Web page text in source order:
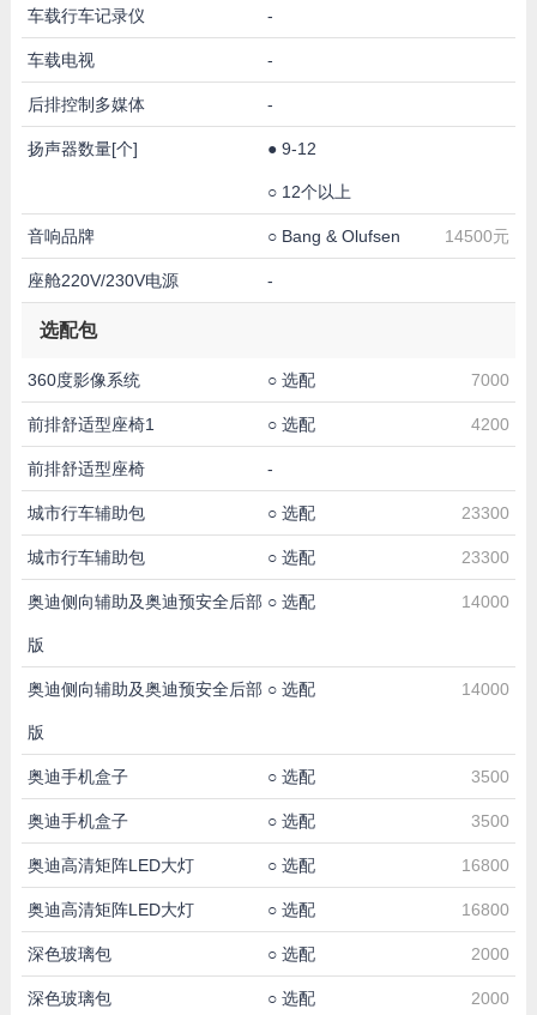
车载行车记录仪 -
车载电视 -
后排控制多媒体 -
扬声器数量[个] ● 9-12
○ 12个以上
音响品牌 ○ Bang & Olufsen 14500元
座舱220V/230V电源 -
选配包
360度影像系统 ○ 选配 7000
前排舒适型座椅1 ○ 选配 4200
前排舒适型座椅 -
城市行车辅助包 ○ 选配 23300
城市行车辅助包 ○ 选配 23300
奥迪侧向辅助及奥迪预安全后部
版
○ 选配 14000
奥迪侧向辅助及奥迪预安全后部
版
○ 选配 14000
奥迪手机盒子 ○ 选配 3500
奥迪手机盒子 ○ 选配 3500
奥迪高清矩阵LED大灯 ○ 选配 16800
奥迪高清矩阵LED大灯 ○ 选配 16800
深色玻璃包 ○ 选配 2000
深色玻璃包 ○ 选配 2000